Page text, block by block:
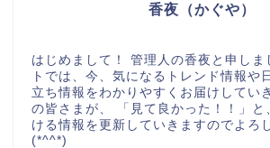
香夜（かぐや）
はじめまして！ 管理人の香夜と申しま
トでは、今、気になるトレンド情報や
立ち情報をわかりやすくお届けしてい
の皆さまが、 「見て良かった！！」と
ける情報を更新していきますのでよろ
(*^^*)